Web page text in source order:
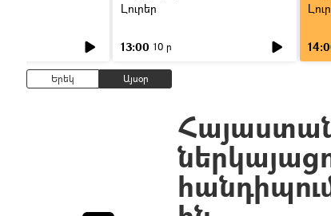
Լուրեր
13:00 10 ր
Երեկ Այսօր